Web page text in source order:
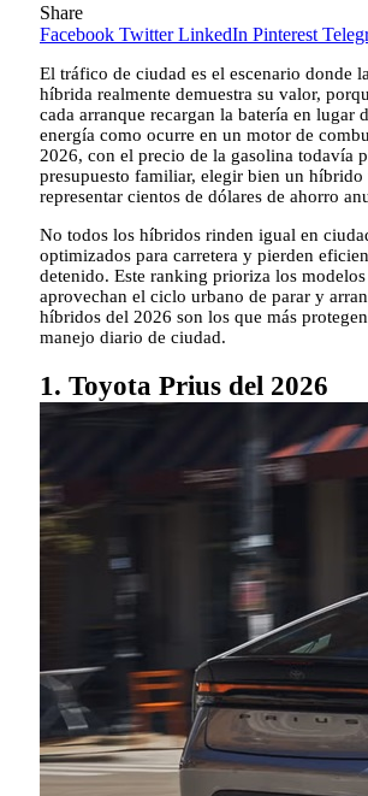
Share
Facebook Twitter LinkedIn Pinterest
El tráfico de ciudad es el escenario donde
híbrida realmente demuestra su valor,
cada arranque recargan la batería en lugar
energía como ocurre en un motor de
2026, con el precio de la gasolina todavía
presupuesto familiar, elegir bien un híbrido
representar cientos de dólares de ahorro
No todos los híbridos rinden igual en
optimizados para carretera y pierden
detenido. Este ranking prioriza los
aprovechan el ciclo urbano de parar y
híbridos del 2026 son los que más
manejo diario de ciudad.
1. Toyota Prius del 2026